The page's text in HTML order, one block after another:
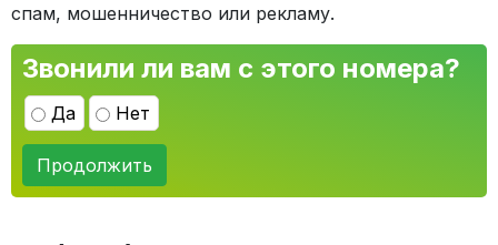
спам, мошенничество или рекламу.
Звонили ли вам с этого номера?
Да Нет
Продолжить